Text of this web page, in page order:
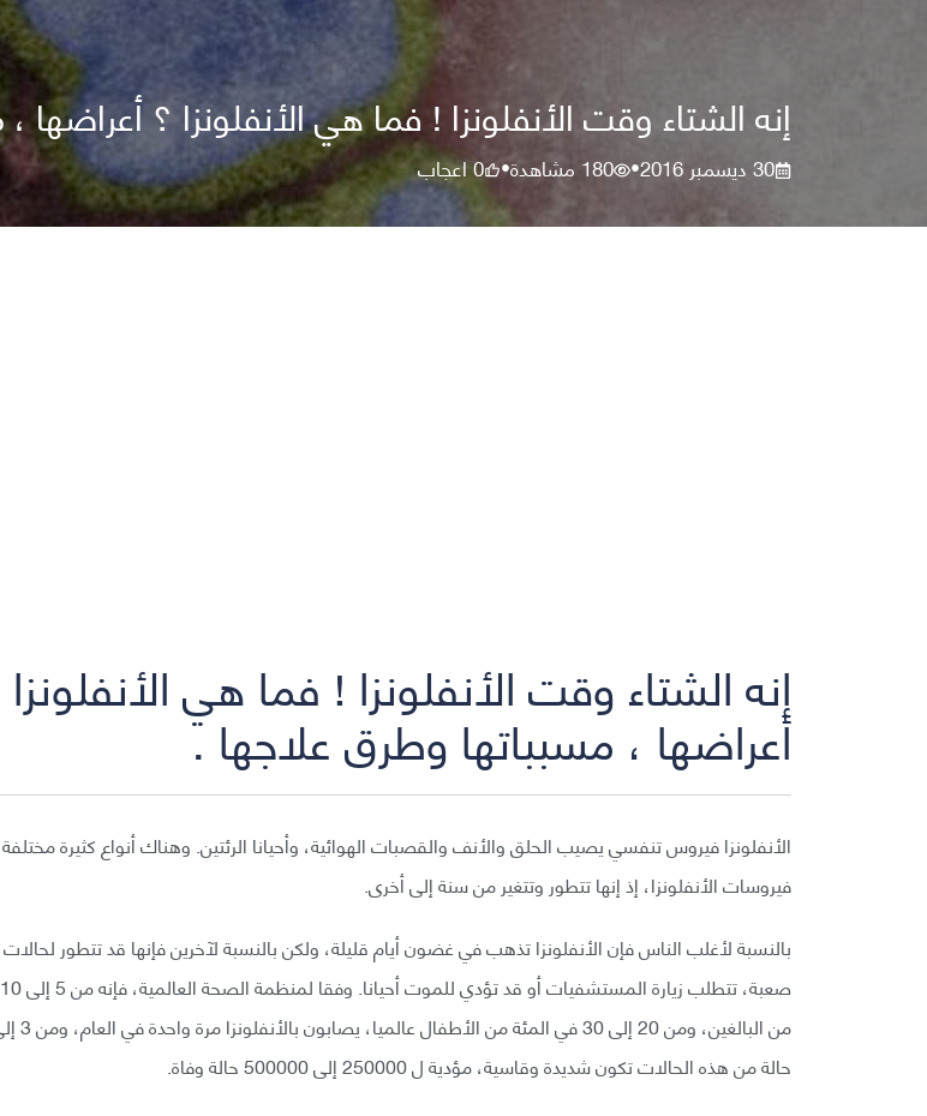
إنه الشتاء وقت الأنفلونزا ! فما هي الأنفلونزا ؟
30 ديسمبر 2016 •
180 مشاهدة•
0اعجاب
إنه الشتاء وقت الأنفلونزا ! فما هي
أعراضها ، مسبباتها وطرق علاجها .
الأنفلونزا فيروس تنفسي يصيب الحلق والأنف والقصبات الهوائية، وأحيانا الرئتين. وهناك أنواع كثيرة
فيروسات الأنفلونزا، إذ إنها تتطور وتتغير من سنة إلى أخرى.
بالنسبة لأغلب الناس فإن الأنفلونزا تذهب في غضون أيام قليلة، ولكن بالنسبة لآخرين فإنها قد تتطور
حالة من هذه الحالات تكون شديدة وقاسية، مؤدية ل 250000 إلى 500000 حالة وفاة.